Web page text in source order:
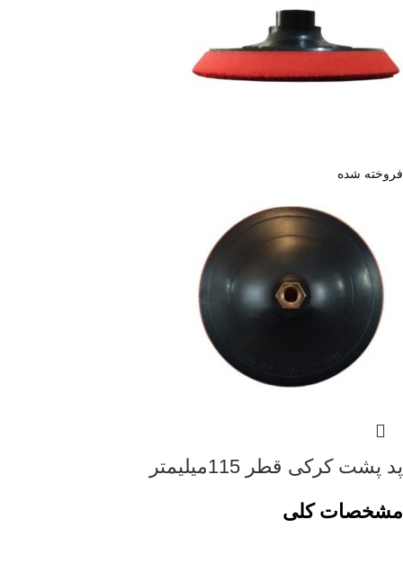
فروخته شده
پد پشت کرکی قطر 115میلیمتر
مشخصات کلی